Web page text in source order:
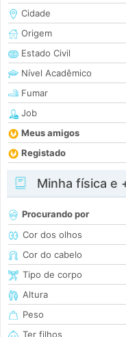
Cidade
Origem
Estado Civil
Nível Acadêmico
Fumar
Job
Meus amigos
Registado
Minha física e
Procurando por
Cor dos olhos
Cor do cabelo
Tipo de corpo
Altura
Peso
Ter filhos